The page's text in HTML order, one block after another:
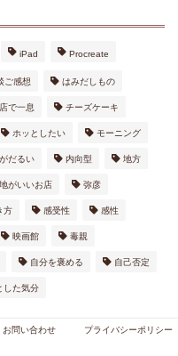
iPad Procreate
ご感想 はみだしもの
で一息 チーズケーキ
ホッとしたい モーニング
だるい 内向型 地方
がいいお店 弥彦
方 感受性 感性
映画館 毒親
自分を褒める 自己否定
した気分
お問い合わせ プライバシーポリシー